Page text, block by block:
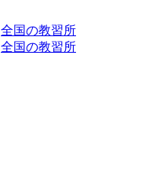
全国の教習所
全国の教習所